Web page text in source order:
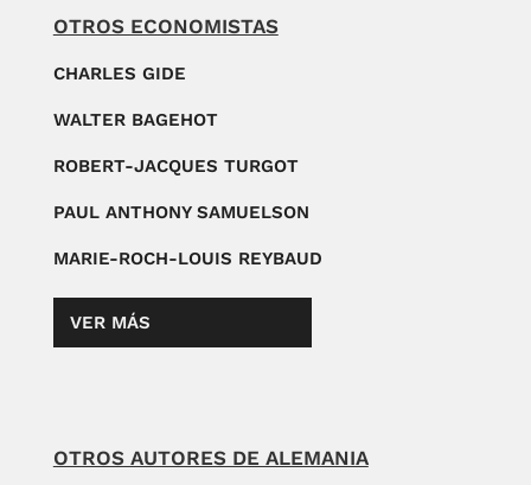
OTROS ECONOMISTAS
CHARLES GIDE
WALTER BAGEHOT
ROBERT-JACQUES TURGOT
PAUL ANTHONY SAMUELSON
MARIE-ROCH-LOUIS REYBAUD
VER MÁS
OTROS AUTORES DE ALEMANIA